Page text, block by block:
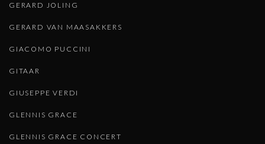
GERARD JOLING
GERARD VAN MAASAKKERS
GIACOMO PUCCINI
GITAAR
GIUSEPPE VERDI
GLENNIS GRACE
GLENNIS GRACE CONCERT